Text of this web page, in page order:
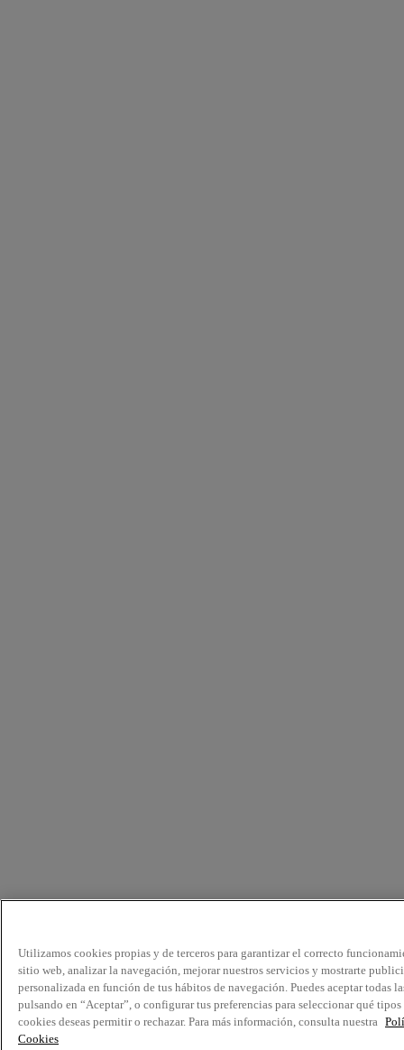
Utilizamos cookies propias y de terceros para garantizar el correcto
sitio web, analizar la navegación, mejorar nuestros servicios y mostrarte
personalizada en función de tus hábitos de navegación. Puedes aceptar todas
pulsando en “Aceptar”, o configurar tus preferencias para seleccionar qué tipos
cookies deseas permitir o rechazar. Para más información, consulta nuestra
Cookies